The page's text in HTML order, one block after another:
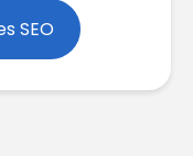
SEO